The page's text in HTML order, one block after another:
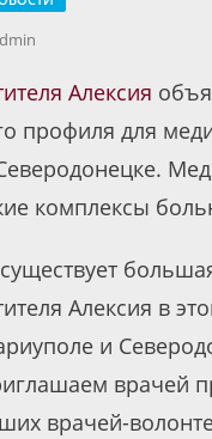
Алексия
профиля для
комплексы
Алексия в
и
врачей
врачей-